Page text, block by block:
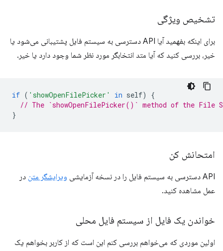
تشخیص ویژگی
برای اینکه بفهمید آیا API دسترسی به سیستم فایل پشتیبانی می‌شود یا
خیر، بررسی کنید که آیا متد انتخابگر مورد نظر شما وجود دارد یا خیر.
if ( 'showOpenFilePicker' in self)
{
// The `showOpenFilePicker()` method of the File
}
امتحانش کن
API دسترسی به سیستم فایل را در نسخه آزمایشی ویرایشگر متن در
عمل مشاهده کنید.
خواندن یک فایل از سیستم فایل محلی
اولین موردی که می‌خواهم بررسی کنم این است که از کاربر بخواهم یک